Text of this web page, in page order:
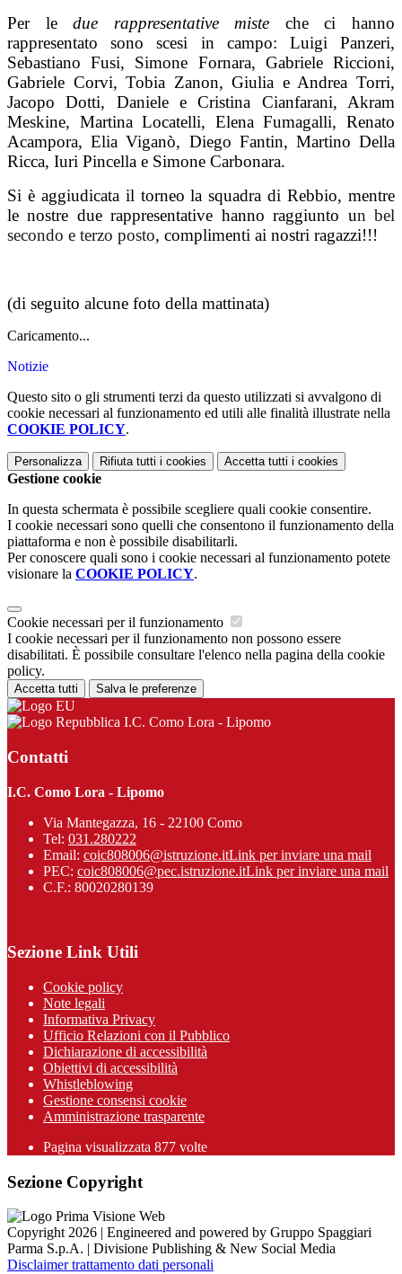
Per ledue rappresentative miste che ci hanno
rappresentato sono scesi in campo: Luigi Panzeri,
Sebastiano Fusi, Simone Fornara, Gabriele Riccioni,
Gabriele Corvi, Tobia Zanon, Giulia e Andrea Torri,
Jacopo Dotti, Daniele e Cristina Cianfarani, Akram
Meskine, Martina Locatelli, Elena Fumagalli, Renato
Acampora, Elia Viganò, Diego Fantin, Martino Della
Ricca, Iuri Pincella e Simone Carbonara.
Si è aggiudicata il torneo la squadra di Rebbio, mentre
le nostre due rappresentative hanno raggiunto un bel
secondo e terzo posto, complimenti ai nostri ragazzi!!!
(di seguito alcune foto della mattinata)
Caricamento...
Notizie
Questo sito o gli strumenti terzi da questo utilizzati si avvalgono di
cookie necessari al funzionamento ed utili alle finalità illustrate nella
COOKIE POLICY.
Personalizza Rifiuta tutti i cookies Accetta tutti i cookies
Gestione cookie
In questa schermata è possibile scegliere quali cookie consentire.
I cookie necessari sono quelli che consentono il funzionamento della
piattaforma e non è possibile disabilitarli.
Per conoscere quali sono i cookie necessari al funzionamento potete
visionare la COOKIE POLICY.
Cookie necessari per il funzionamento
I cookie necessari per il funzionamento non possono essere
disabilitati. È possibile consultare l'elenco nella pagina della cookie
policy.
Accetta tutti Salva le preferenze
I.C. Como Lora - Lipomo
Contatti
I.C. Como Lora - Lipomo
Via Mantegazza, 16 - 22100 Como
Tel: 031.280222
Email: coic808006@istruzione.itLink per inviare una mail
PEC: coic808006@pec.istruzione.itLink per inviare una mail
C.F.: 80020280139
Sezione Link Utili
Cookie policy
Note legali
Informativa Privacy
Ufficio Relazioni con il Pubblico
Dichiarazione di accessibilità
Obiettivi di accessibilità
Whistleblowing
Gestione consensi cookie
Amministrazione trasparente
Pagina visualizzata 877 volte
Sezione Copyright
Copyright 2026 | Engineered and powered by Gruppo Spaggiari
Parma S.p.A. | Divisione Publishing & New Social Media
Disclaimer trattamento dati personali